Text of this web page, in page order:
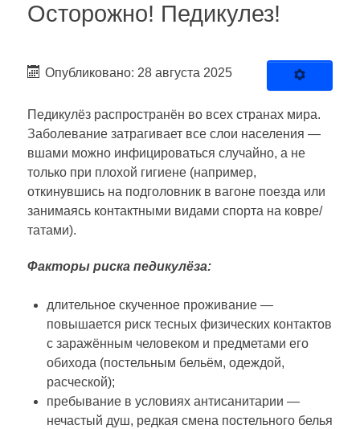
Осторожно! Педикулез!
Опубликовано: 28 августа 2025
Педикулёз распространён во всех странах мира.
Заболевание затрагивает все слои населения —
вшами можно инфицироваться случайно, а не
только при плохой гигиене (например,
откинувшись на подголовник в вагоне поезда или
занимаясь контактными видами спорта на ковре/
татами).
Факторы риска педикулёза:
длительное скученное проживание —
повышается риск тесных физических контактов
с заражённым человеком и предметами его
обихода (постельным бельём, одеждой,
расческой);
пребывание в условиях антисанитарии —
нечастый душ, редкая смена постельного белья